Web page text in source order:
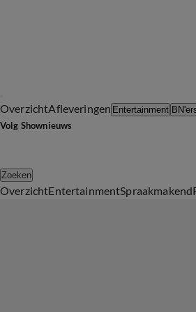
OverzichtAfleveringen Entertainment
Volg Shownieuws
Zoeken
OverzichtEntertainmentSpraakmakend